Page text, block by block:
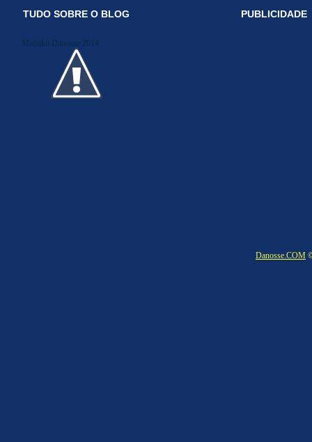
TUDO SOBRE O BLOG
Midiakit Danosse 2014
PUBLICIDADE
Danosse.COM